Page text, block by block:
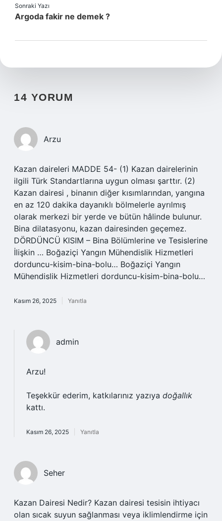
Sonraki Yazı
Argoda fakir ne demek ?
14 YORUM
Arzu
Kazan daireleri MADDE 54- (1) Kazan dairelerinin
ilgili Türk Standartlarına uygun olması şarttır. (2)
Kazan dairesi , binanın diğer kısımlarından, yangına
en az 120 dakika dayanıklı bölmelerle ayrılmış
olarak merkezi bir yerde ve bütün hâlinde bulunur.
Bina dilatasyonu, kazan dairesinden geçemez.
DÖRDÜNCÜ KISIM – Bina Bölümlerine ve Tesislerine
İlişkin … Boğaziçi Yangın Mühendislik Hizmetleri
dorduncu-kisim-bina-bolu… Boğaziçi Yangın
Mühendislik Hizmetleri dorduncu-kisim-bina-bolu…
Kasım 26, 2025 Yanıtla
admin
Arzu!
Teşekkür ederim, katkılarınız yazıya doğallık
kattı.
Kasım 26, 2025 Yanıtla
Seher
Kazan Dairesi Nedir? Kazan dairesi tesisin ihtiyacı
olan sıcak suyun sağlanması veya iklimlendirme için